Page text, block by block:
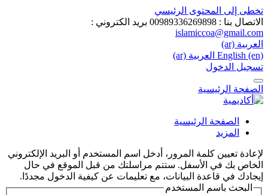
تخطى إلى المحتوى الرئيسي
الاتصال بنا : 00989336269898
بريد الكتروني :
islamiccoa@gmail.com
العربية ‎(ar)‎
English ‎(en)‎ العربية ‎(ar)‎
تسجيل الدخول
الصفحة الرئيسية
الصفحة الرئيسية
المزيد
لإعادة تعيين كلمة المرور، أدخل اسم المستخدم أو البريد الإلكتروني
الخاص بك في الأسفل. ستتم مراسلتك من قبل الموقع في حال
إيجادك في قاعدة البيانات، مع تعليمات عن كيفية الدخول مجددًا.
البحث باسم المستخدم